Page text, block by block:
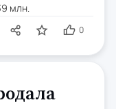
млн.
0